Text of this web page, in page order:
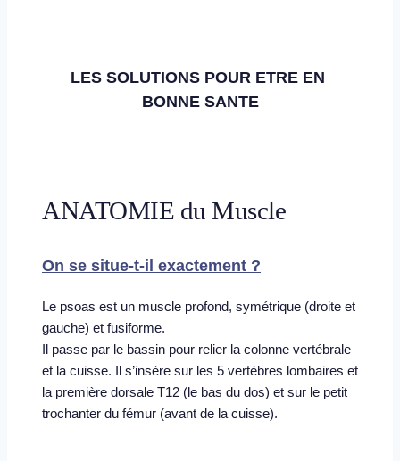
LES SOLUTIONS POUR ETRE EN
BONNE SANTE
ANATOMIE du Muscle
On se situe-t-il exactement ?
Le psoas est un muscle profond, symétrique (droite et
gauche) et fusiforme.
Il passe par le bassin pour relier la colonne vertébrale
et la cuisse. Il s’insère sur les 5 vertèbres lombaires et
la première dorsale T12 (le bas du dos) et sur le petit
trochanter du fémur (avant de la cuisse).